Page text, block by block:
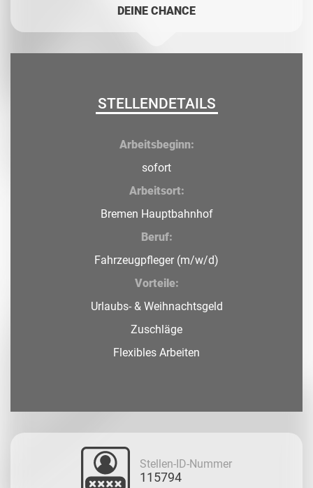
DEINE CHANCE
STELLENDETAILS
Arbeitsbeginn:
sofort
Arbeitsort:
Bremen Hauptbahnhof
Beruf:
Fahrzeugpfleger (m/w/d)
Vorteile:
Urlaubs- & Weihnachtsgeld
Zuschläge
Flexibles Arbeiten
Stellen-ID-Nummer
115794